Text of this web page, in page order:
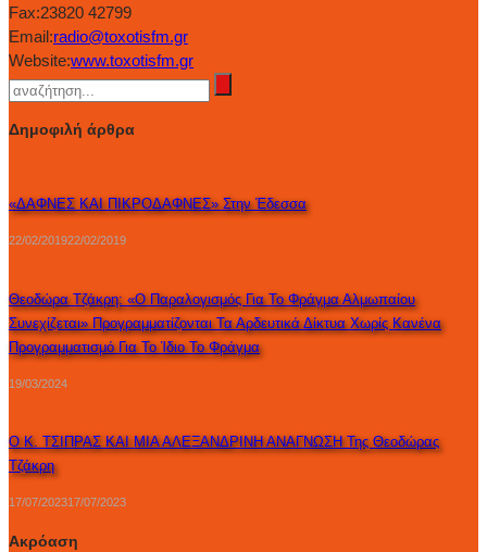
Fax:23820 42799
Email:radio@toxotisfm.gr
Website:www.toxotisfm.gr
Δημοφιλή άρθρα
«ΔΑΦΝΕΣ ΚΑΙ ΠΙΚΡΟΔΑΦΝΕΣ» Στην Έδεσσα
22/02/201922/02/2019
Θεοδώρα Τζάκρη: «Ο Παραλογισμός Για Το Φράγμα Αλμωπαίου
Συνεχίζεται» Προγραμματίζονται Τα Αρδευτικά Δίκτυα Χωρίς Κανένα
Προγραμματισμό Για Το Ίδιο Το Φράγμα
19/03/2024
Ο Κ. ΤΣΙΠΡΑΣ ΚΑΙ ΜΙΑ ΑΛΕΞΑΝΔΡΙΝΗ ΑΝΑΓΝΩΣΗ Της Θεοδώρας
Τζάκρη
17/07/202317/07/2023
Ακρόαση